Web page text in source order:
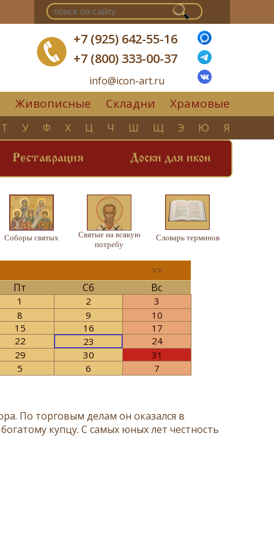
+7 (925) 642-55-16
+7 (800) 333-00-37
info@icon-art.ru
Живописные Складни Храмовые
Т У Ф Х Ц Ч Ш Щ Э Ю Я
Реставрация Доски для икон
Соборы святых
Святые на всякую
потребу
Словарь терминов
>>
Пт Сб Вс
1 2
3
8 9
10
15 16
17
22 23
24
29 30
31
5 6 7
По торговым делам он оказался в
купцу. С самых юных лет честность